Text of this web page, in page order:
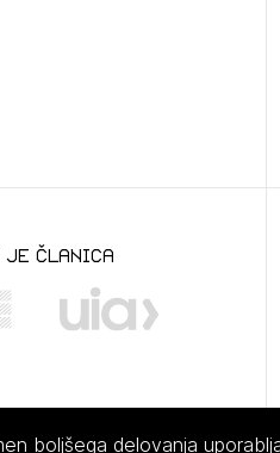
je članica
boljšega delovanja